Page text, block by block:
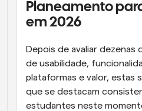
Planeamento
em 2026
Depois de avaliar
de usabilidade,
plataformas e valor, estas
que se destacam
estudantes neste